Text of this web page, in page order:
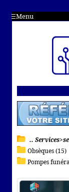
Menu
..
Obsèques (15)
Pompes